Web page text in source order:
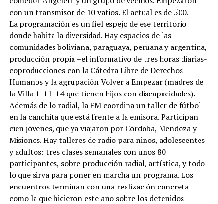
con un transmisor de 10 vatios. El actual es de 500.
La programación es un fiel espejo de ese territorio
donde habita la diversidad. Hay espacios de las
comunidades boliviana, paraguaya, peruana y argentina,
producción propia –el informativo de tres horas diarias-
coproducciones con la Cátedra Libre de Derechos
Humanos y la agrupación Volver a Empezar (madres de
la Villa 1-11-14 que tienen hijos con discapacidades).
Además de lo radial, la FM coordina un taller de fútbol
en la canchita que está frente a la emisora. Participan
cien jóvenes, que ya viajaron por Córdoba, Mendoza y
Misiones. Hay talleres de radio para niños, adolescentes
y adultos: tres clases semanales con unos 80
participantes, sobre producción radial, artística, y todo
lo que sirva para poner en marcha un programa. Los
encuentros terminan con una realización concreta
como la que hicieron este año sobre los detenidos-